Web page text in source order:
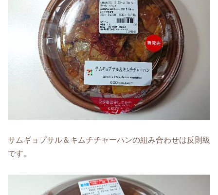
サムギョプサル＆キムチチャーハンの組み合わせは反則級
です。